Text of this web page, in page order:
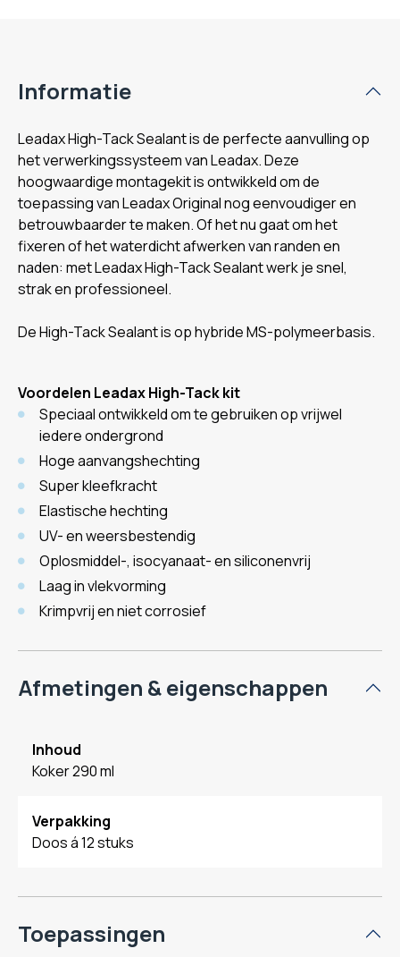
Informatie
Leadax High-Tack Sealant is de perfecte aanvulling op
het verwerkingssysteem van Leadax. Deze
hoogwaardige montagekit is ontwikkeld om de
toepassing van Leadax Original nog eenvoudiger en
betrouwbaarder te maken. Of het nu gaat om het
fixeren of het waterdicht afwerken van randen en
naden: met Leadax High-Tack Sealant werk je snel,
strak en professioneel.
De High-Tack Sealant is op hybride MS-polymeerbasis.
Voordelen Leadax High-Tack kit
Speciaal ontwikkeld om te gebruiken op vrijwel
iedere ondergrond
Hoge aanvangshechting
Super kleefkracht
Elastische hechting
UV- en weersbestendig
Oplosmiddel-, isocyanaat- en siliconenvrij
Laag in vlekvorming
Krimpvrij en niet corrosief
Afmetingen & eigenschappen
Inhoud
Koker 290 ml
Verpakking
Doos á 12 stuks
Toepassingen